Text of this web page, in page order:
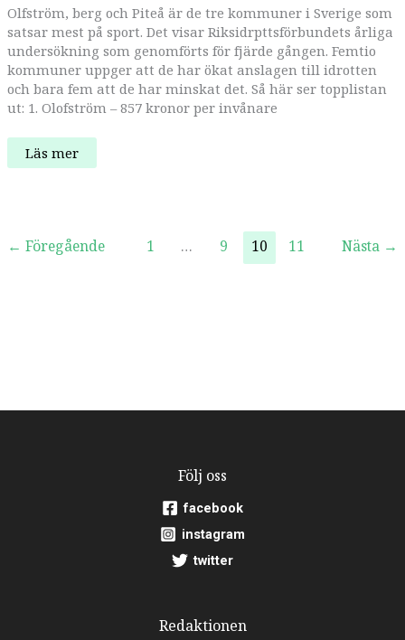
Olfström, berg och Piteå är de tre kommuner i Sverige som
satsar mest på sport. Det visar Riksidrpttsförbundets årliga
undersökning som genomförts för fjärde gången. Femtio
kommuner uppger att de har ökat anslagen till idrotten
och bara fem att de har minskat det. Så här ser topplistan
ut: 1. Olofström – 857 kronor per invånare
Olofström
satsar
Läs mer
← Föregående 1 … 9 10 11 Nästa →
Följ oss
facebook
instagram
twitter
Redaktionen